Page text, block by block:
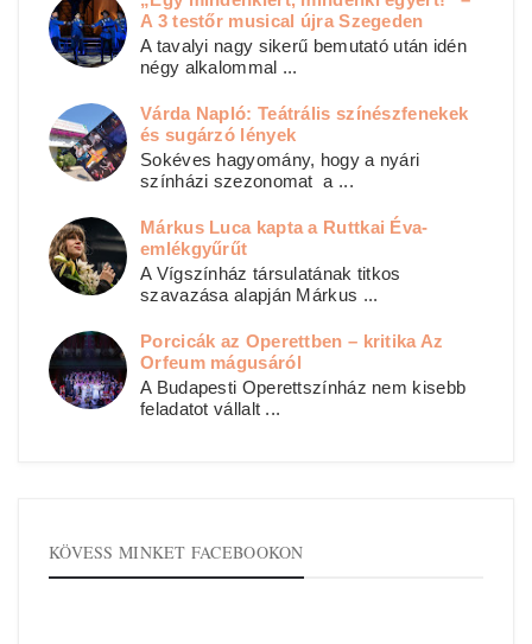
A 3 testőr musical újra Szegeden
A tavalyi nagy sikerű bemutató után idén
négy alkalommal ...
Várda Napló: Teátrális színészfenekek
és sugárzó lények
Sokéves hagyomány, hogy a nyári
színházi szezonomat a ...
Márkus Luca kapta a Ruttkai Éva-
emlékgyűrűt
A Vígszínház társulatának titkos
szavazása alapján Márkus ...
Porcicák az Operettben – kritika Az
Orfeum mágusáról
A Budapesti Operettszínház nem kisebb
feladatot vállalt ...
KÖVESS MINKET FACEBOOKON